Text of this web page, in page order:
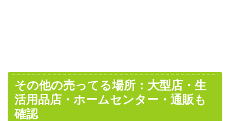
その他の売ってる場所：大型店・生
活用品店・ホームセンター・通販も
確認